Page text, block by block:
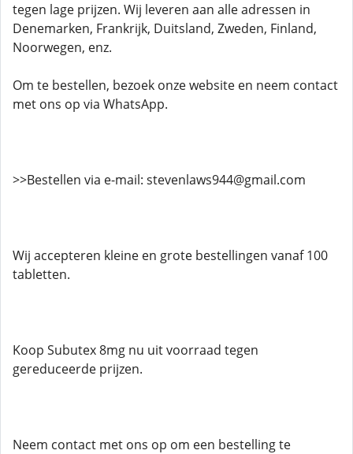
tegen lage prijzen. Wij leveren aan alle adressen in
Denemarken, Frankrijk, Duitsland, Zweden, Finland,
Noorwegen, enz.
Om te bestellen, bezoek onze website en neem contact
met ons op via WhatsApp.
>>Bestellen via e-mail: stevenlaws944@gmail.com
Wij accepteren kleine en grote bestellingen vanaf 100
tabletten.
Koop Subutex 8mg nu uit voorraad tegen
gereduceerde prijzen.
Neem contact met ons op om een ​​bestelling te